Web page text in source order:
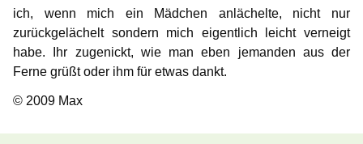
ich, wenn mich ein Mädchen anlächelte, nicht nur
zurückgelächelt sondern mich eigentlich leicht verneigt
habe. Ihr zugenickt, wie man eben jemanden aus der
Ferne grüßt oder ihm für etwas dankt.
© 2009 Max